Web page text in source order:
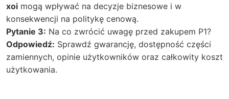
xoi mogą wpływać na decyzje biznesowe i w
konsekwencji na politykę cenową.
Pytanie 3: Na co zwrócić uwagę przed zakupem P1?
Odpowiedź: Sprawdź gwarancję, dostępność części
zamiennych, opinie użytkowników oraz całkowity koszt
użytkowania.